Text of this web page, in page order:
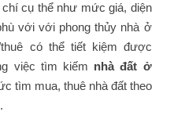
cụ thể như mức giá, diện
với với phong thủy nhà ở
có thể tiết kiệm được
việc tìm kiếm nhà đất ở
tìm mua, thuê nhà đất theo